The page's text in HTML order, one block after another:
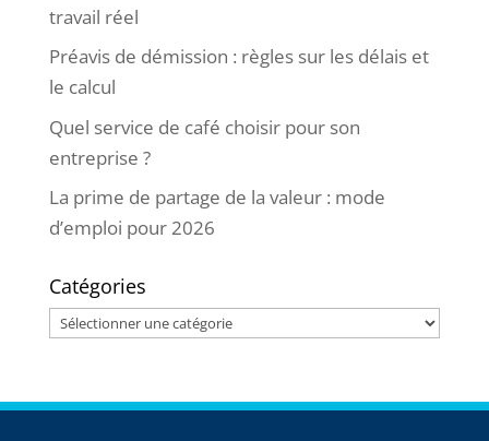
travail réel
Préavis de démission : règles sur les délais et
le calcul
Quel service de café choisir pour son
entreprise ?
La prime de partage de la valeur : mode
d’emploi pour 2026
Catégories
Catégories